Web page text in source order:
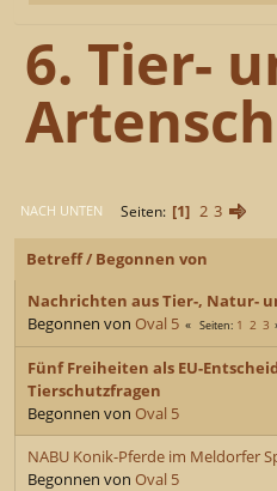
6. Tier-
NACH UNTEN Seiten 1 2 3
Betreff/ Begonnen von
Nachrichten aus Tier-, Natur-
Begonnen von Oval 5 Seiten 1 2 3
Fünf Freiheiten als EU-
Tierschutzfragen
Begonnen von Oval 5
NABU Konik-Pferde im Meldorfer
Begonnen von Oval 5